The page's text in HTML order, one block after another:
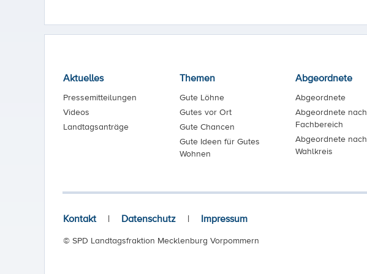
Aktuelles
Pressemitteilungen
Videos
Landtagsanträge
Themen
Gute Löhne
Gutes vor Ort
Gute Chancen
Gute Ideen für Gutes
Wohnen
Abgeordnete
Abgeordnete
Abgeordnete nach
Fachbereich
Abgeordnete nach
Wahlkreis
Kontakt | Datenschutz | Impressum
© SPD Landtagsfraktion Mecklenburg Vorpommern